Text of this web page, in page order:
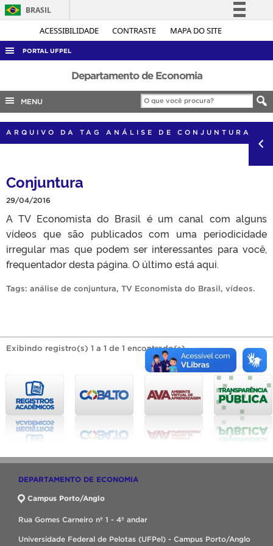
ACESSIBILIDADE CONTRASTE MAPA DO SITE
BRASIL
Simplifique!
Legislação
Canais
PORTAL UFPEL
ACESSO À INFORMAÇÃO
AUDITORIA
COBALTO
CONCURSOS
OUVIDORIA
PORTARIAS
TELEFONES
Departamento de Economia
MENU
ARQUIVO DA TAG ANÁLISE DE CONJUNTURA
Conjuntura
29/04/2016
A TV Economista do Brasil é um canal com alguns
vídeos que são publicados com uma periodicidade
irregular mas que podem ser interessantes para você,
frequentador desta página. O último está aqui.
Tags: análise de conjuntura, TV Economista do Brasil, vídeos.
Exibindo registro(s) 1 a 1 de 1 encontrado(s).
DEPARTAMENTO DE ECONOMIA
Campus Porto/Anglo
Rua Gomes Carneiro nº 1 - 4º andar
Universidade Federal de Pelotas (UFPel) - Campus Porto/Anglo